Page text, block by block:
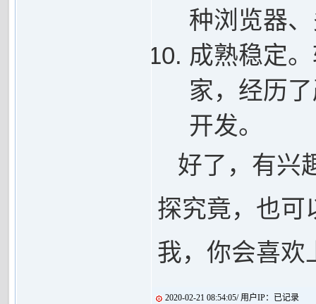
种浏览器
成熟稳定
家，经历
开发。
好了，有兴
探究竟，也可
我，你会喜欢
2020-02-21 08:54:05/ 用户IP：已记录